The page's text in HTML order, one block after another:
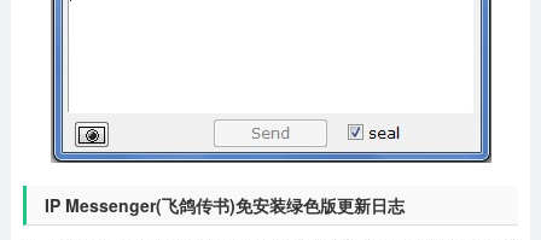
IP Messenger(飞鸽传书)免安装绿色版更新日志